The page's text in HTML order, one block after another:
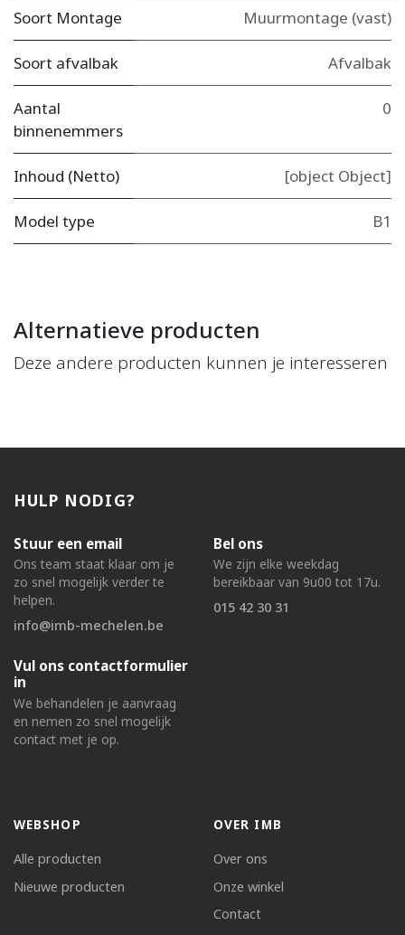
Soort Montage Muurmontage (vast)
Soort afvalbak Afvalbak
Aantal
binnenemmers
0
Inhoud (Netto) [object Object]
Model type B1
Alternatieve producten
Deze andere producten kunnen je interesseren
HULP NODIG?
Stuur een email
Ons team staat klaar om je
zo snel mogelijk verder te
helpen.
info@imb-mechelen.be
Bel ons
We zijn elke weekdag
bereikbaar van 9u00 tot 17u.
015 42 30 31
Vul ons contactformulier
in
We behandelen je aanvraag
en nemen zo snel mogelijk
contact met je op.
WEBSHOP
Alle producten
Nieuwe producten
OVER IMB
Over ons
Onze winkel
Contact